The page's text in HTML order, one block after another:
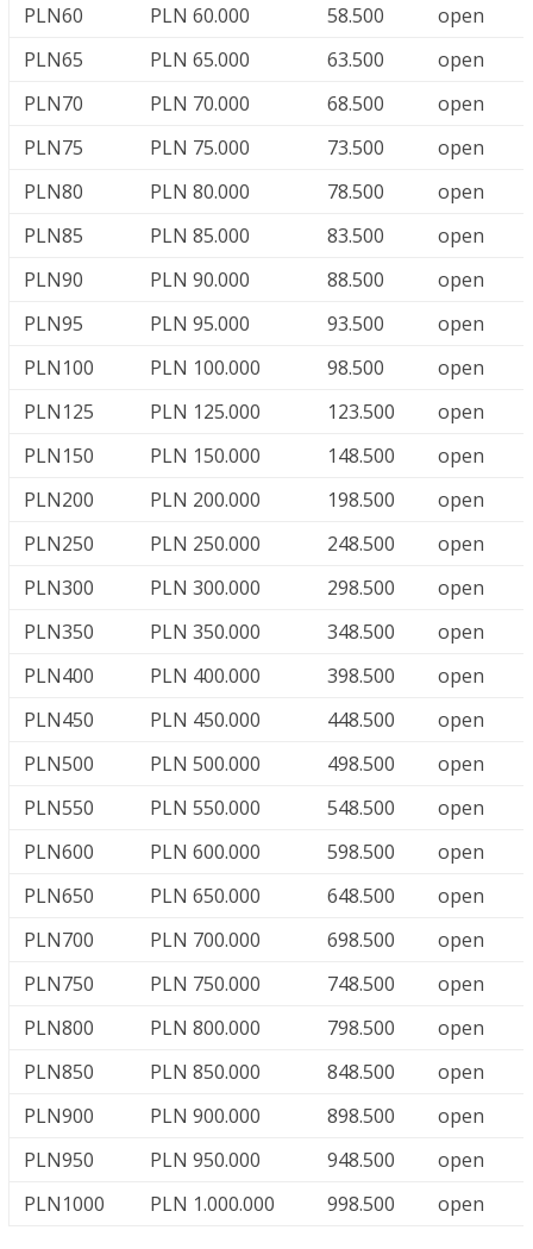
PLN60 PLN 60.000 58.500
open
PLN65
PLN 65.000 63.500
open
PLN70
PLN 70.000 68.500
open
PLN75
PLN 75.000 73.500
open
PLN80
PLN 80.000 78.500
open
PLN85
PLN 85.000 83.500
open
PLN90
PLN 90.000 88.500
open
PLN95
PLN 95.000 93.500
open
PLN100
PLN 100.000 98.500
open
PLN125
PLN 125.000 123.500
open
PLN150
PLN 150.000 148.500
open
PLN200
PLN 200.000 198.500
open
PLN250
PLN 250.000 248.500
open
PLN300
PLN 300.000 298.500
open
PLN350
PLN 350.000 348.500
open
PLN400
PLN 400.000 398.500
open
PLN450
PLN 450.000 448.500
open
PLN500
PLN 500.000 498.500
open
PLN550
PLN 550.000 548.500
open
PLN600
PLN 600.000 598.500
open
PLN650
PLN 650.000 648.500
open
PLN700
PLN 700.000 698.500
open
PLN750
PLN 750.000 748.500
open
PLN800
PLN 800.000 798.500
open
PLN850
PLN 850.000 848.500
open
PLN900
PLN 900.000 898.500
open
PLN950
PLN 950.000 948.500
open
PLN1000
PLN 1.000.000 998.500 open